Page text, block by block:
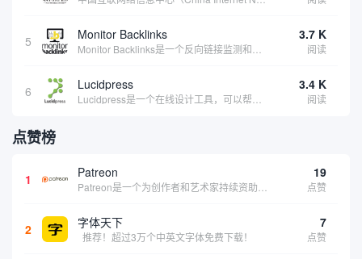
5 Monitor Backlinks 3.7 K
阅读
6 Lucidpress 3.4 K
阅读
点赞榜
1 Patreon 19
点赞
2 字体天下
推荐！超过3万个中英文字体免费下载！
7
点赞